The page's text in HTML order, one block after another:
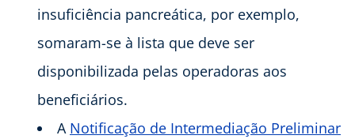
insuficiência pancreática, por exemplo,
somaram-se à lista que deve ser
disponibilizada pelas operadoras aos
beneficiários.
A Notificação de Intermediação Preliminar